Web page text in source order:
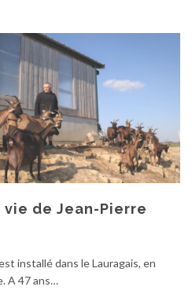
vie de Jean-Pierre
installé dans le Lauragais, en
A 47 ans…